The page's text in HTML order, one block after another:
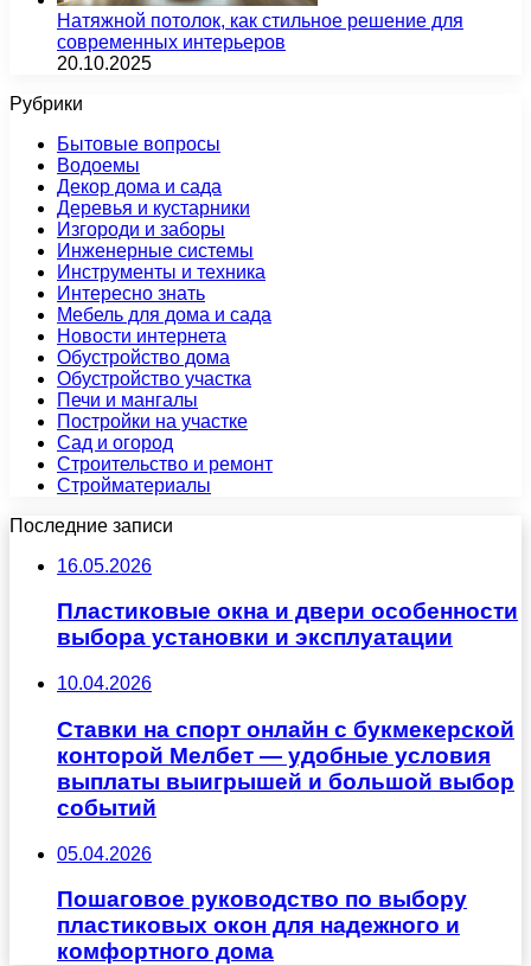
Натяжной потолок, как стильное решение для
современных интерьеров
20.10.2025
Рубрики
Бытовые вопросы
Водоемы
Декор дома и сада
Деревья и кустарники
Изгороди и заборы
Инженерные системы
Инструменты и техника
Интересно знать
Мебель для дома и сада
Новости интернета
Обустройство дома
Обустройство участка
Печи и мангалы
Постройки на участке
Сад и огород
Строительство и ремонт
Стройматериалы
Последние записи
16.05.2026
Пластиковые окна и двери особенности
выбора установки и эксплуатации
10.04.2026
Ставки на спорт онлайн с букмекерской
конторой Мелбет — удобные условия
выплаты выигрышей и большой выбор
событий
05.04.2026
Пошаговое руководство по выбору
пластиковых окон для надежного и
комфортного дома